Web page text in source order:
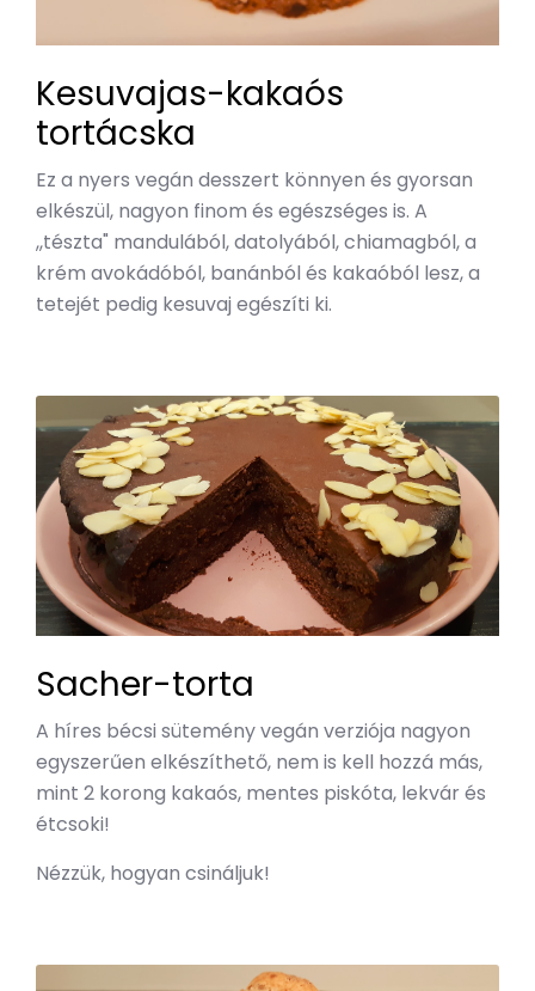
Kesuvajas-kakaós
tortácska
Ez a nyers vegán desszert könnyen és gyorsan
elkészül, nagyon finom és egészséges is. A
,,tészta" mandulából, datolyából, chiamagból, a
krém avokádóból, banánból és kakaóból lesz, a
tetejét pedig kesuvaj egészíti ki.
Sacher-torta
A híres bécsi sütemény vegán verziója nagyon
egyszerűen elkészíthető, nem is kell hozzá más,
mint 2 korong kakaós, mentes piskóta, lekvár és
étcsoki!
Nézzük, hogyan csináljuk!